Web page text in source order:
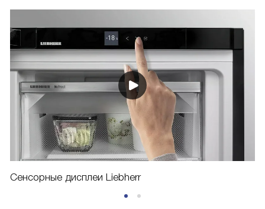
Сенсорные дисплеи Liebherr